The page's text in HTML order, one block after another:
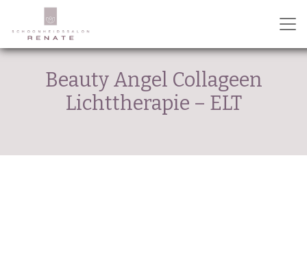
Beauty Angel Collageen
Lichttherapie – ELT